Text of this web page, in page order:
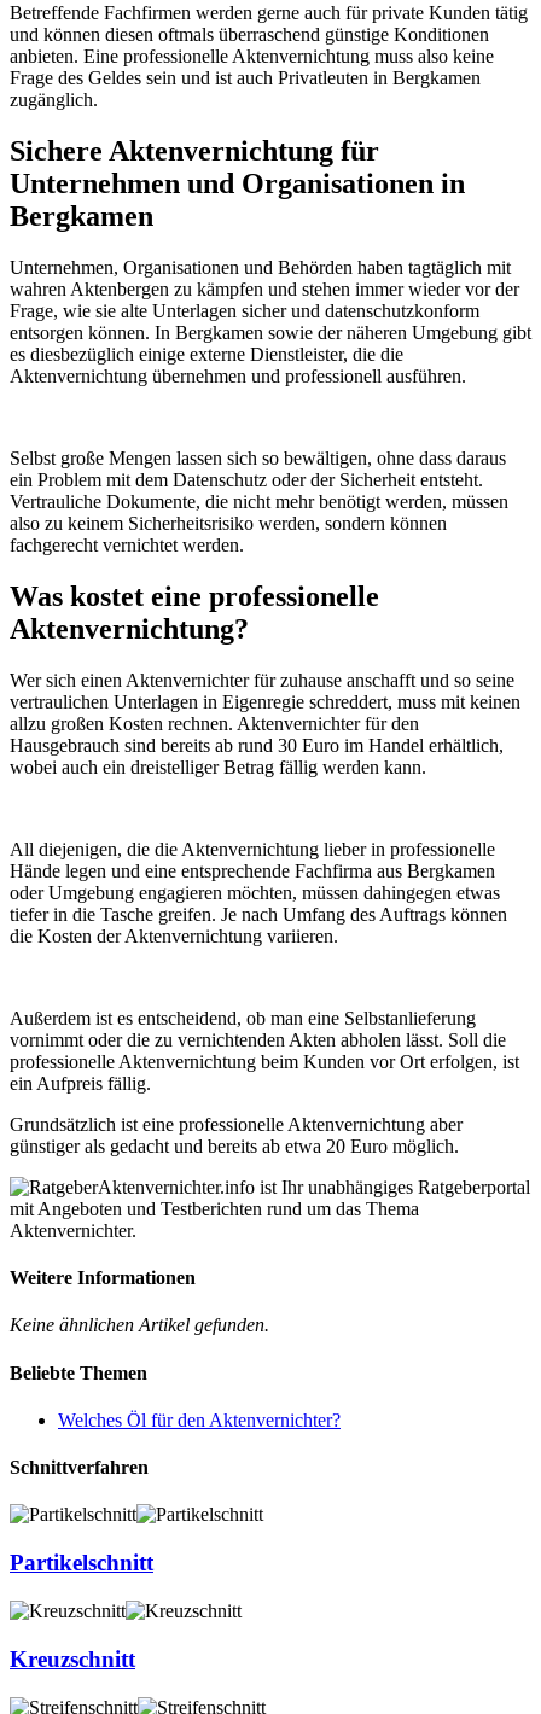
Betreffende Fachfirmen werden gerne auch für private Kunden tätig
und können diesen oftmals überraschend günstige Konditionen
anbieten. Eine professionelle Aktenvernichtung muss also keine
Frage des Geldes sein und ist auch Privatleuten in Bergkamen
zugänglich.
Sichere Aktenvernichtung für
Unternehmen und Organisationen in
Bergkamen
Unternehmen, Organisationen und Behörden haben tagtäglich mit
wahren Aktenbergen zu kämpfen und stehen immer wieder vor der
Frage, wie sie alte Unterlagen sicher und datenschutzkonform
entsorgen können. In Bergkamen sowie der näheren Umgebung gibt
es diesbezüglich einige externe Dienstleister, die die
Aktenvernichtung übernehmen und professionell ausführen.
Selbst große Mengen lassen sich so bewältigen, ohne dass daraus
ein Problem mit dem Datenschutz oder der Sicherheit entsteht.
Vertrauliche Dokumente, die nicht mehr benötigt werden, müssen
also zu keinem Sicherheitsrisiko werden, sondern können
fachgerecht vernichtet werden.
Was kostet eine professionelle
Aktenvernichtung?
Wer sich einen Aktenvernichter für zuhause anschafft und so seine
vertraulichen Unterlagen in Eigenregie schreddert, muss mit keinen
allzu großen Kosten rechnen. Aktenvernichter für den
Hausgebrauch sind bereits ab rund 30 Euro im Handel erhältlich,
wobei auch ein dreistelliger Betrag fällig werden kann.
All diejenigen, die die Aktenvernichtung lieber in professionelle
Hände legen und eine entsprechende Fachfirma aus Bergkamen
oder Umgebung engagieren möchten, müssen dahingegen etwas
tiefer in die Tasche greifen. Je nach Umfang des Auftrags können
die Kosten der Aktenvernichtung variieren.
Außerdem ist es entscheidend, ob man eine Selbstanlieferung
vornimmt oder die zu vernichtenden Akten abholen lässt. Soll die
professionelle Aktenvernichtung beim Kunden vor Ort erfolgen, ist
ein Aufpreis fällig.
Grundsätzlich ist eine professionelle Aktenvernichtung aber
günstiger als gedacht und bereits ab etwa 20 Euro möglich.
Aktenvernichter.info ist Ihr unabhängiges Ratgeberportal
mit Angeboten und Testberichten rund um das Thema
Aktenvernichter.
Weitere Informationen
Keine ähnlichen Artikel gefunden.
Beliebte Themen
Welches Öl für den Aktenvernichter?
Schnittverfahren
Partikelschnitt
Kreuzschnitt